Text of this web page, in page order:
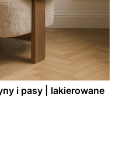
i pasy | lakierowane